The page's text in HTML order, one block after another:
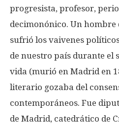
progresista, profesor,
decimonónico. Un
sufrió los vaivenes
de nuestro país durante el
vida (murió en Madrid en
literario gozaba del
contemporáneos. Fue
de Madrid, catedrático de